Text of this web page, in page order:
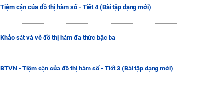
Tiệm cận của đồ thị hàm số - Tiết 4 (Bài tập dạng mới)
Khảo sát và vẽ đồ thị hàm đa thức bậc ba
BTVN - Tiệm cận của đồ thị hàm số - Tiết 3 (Bài tập dạng mới)